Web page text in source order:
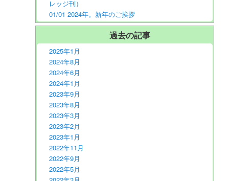
レッジ刊）
01/01 2024年。新年のご挨拶
過去の記事
2025年1月
2024年8月
2024年6月
2024年1月
2023年9月
2023年8月
2023年3月
2023年2月
2023年1月
2022年11月
2022年9月
2022年5月